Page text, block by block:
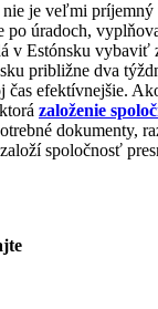
je veľmi príjemný
po úradoch,
v Estónsku vybaviť
približne dva
čas efektívnejšie.
založenie
dokumenty,
spoločnosť